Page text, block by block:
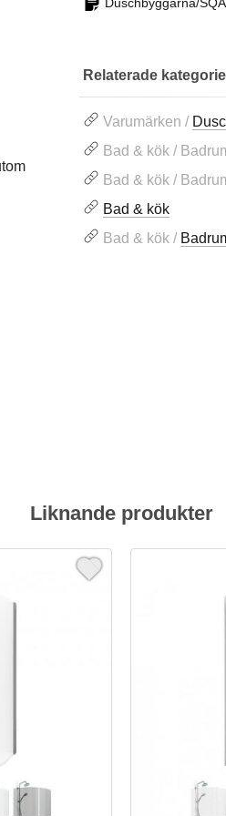
Duschbyggarna/
Relaterade
Varumärken /
Bad & kök /
Bad & kök /
Bad & kök
Bad & kök /
Liknande produkter